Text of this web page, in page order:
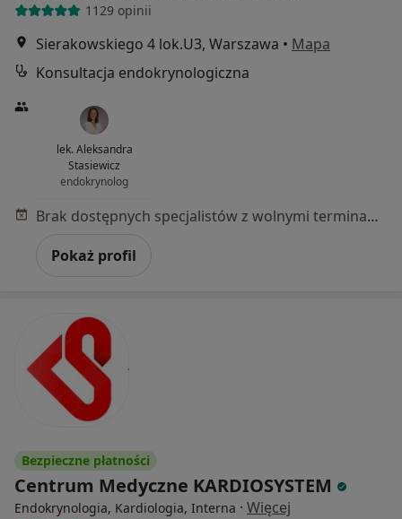
1129 opinii
Sierakowskiego 4 lok.U3, Warszawa • Mapa
Konsultacja endokrynologiczna
lek. Aleksandra
Stasiewicz
endokrynolog
Brak dostępnych specjalistów z wolnymi terminami w tym centrum medycznym.
Pokaż profil
Bezpieczne płatności
Centrum Medyczne KARDIOSYSTEM
Endokrynologia, Kardiologia, Interna · Więcej